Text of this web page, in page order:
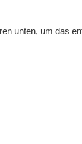
unten, um das